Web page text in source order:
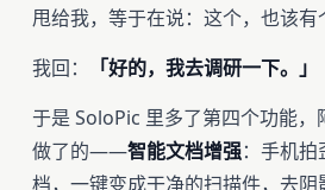
甩给我，等于在说：这个，也该有
我回：
「好的，我去调研一下。」
于是 SoloPic 里多了第四个功能，
做了的——智能文档增强：手机拍
档，一键变成干净的扫描件，去阴